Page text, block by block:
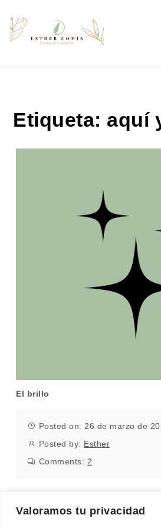
Valoramos tu privacidad
Etiqueta: aquí
El brillo
Posted on: 26 de marzo de
Posted by: Esther
Comments: 2